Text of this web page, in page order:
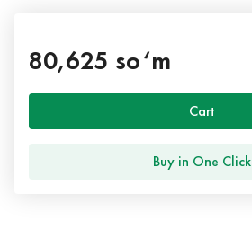
80,625 so‘m
Cart
Buy in One Click